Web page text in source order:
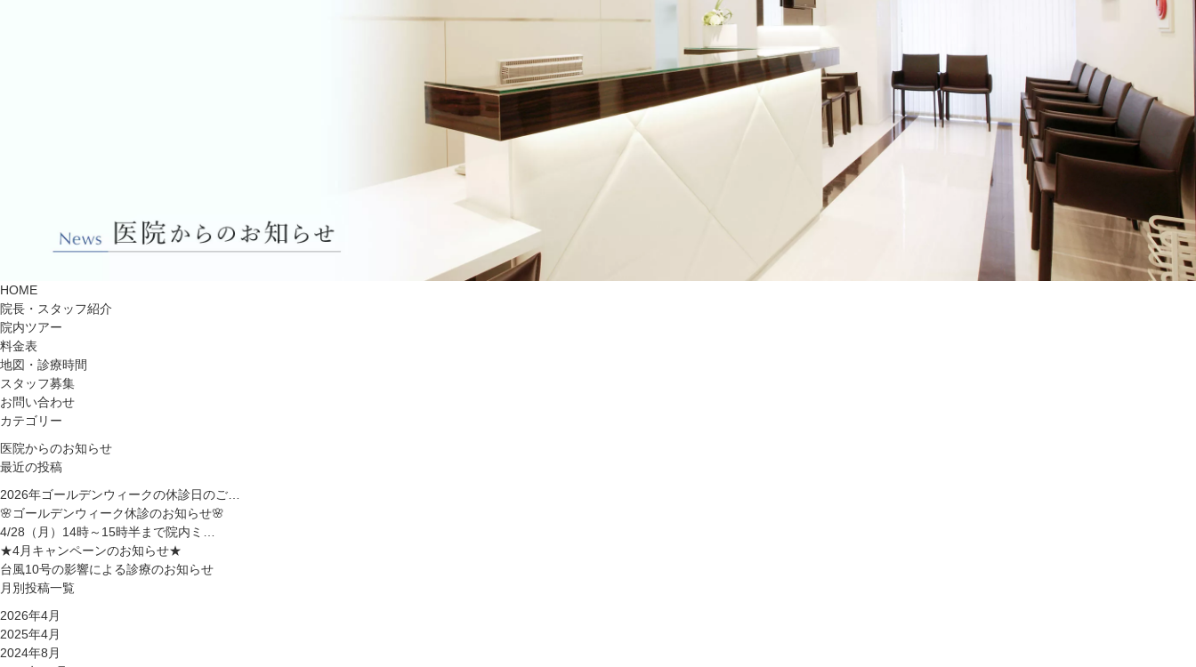
HOME
院長・スタッフ紹介
院内ツアー
料金表
地図・診療時間
スタッフ募集
お問い合わせ
カテゴリー
医院からのお知らせ
最近の投稿
2026年ゴールデンウィークの休診日のご…
🌸ゴールデンウィーク休診のお知らせ🌸
4/28（月）14時～15時半まで院内ミ…
★4月キャンペーンのお知らせ★
台風10号の影響による診療のお知らせ
月別投稿一覧
2026年4月
2025年4月
2024年8月